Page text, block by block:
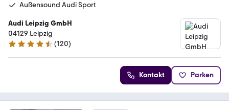
Außensound Audi Sport
Audi Leipzig GmbH
04129 Leipzig
4.4 Sterne
(120)
Kontakt Parken